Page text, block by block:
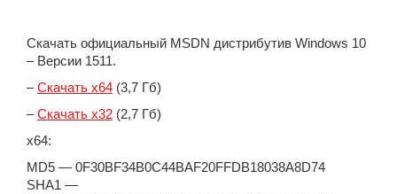
Скачать официальный MSDN дистрибутив Windows 10
– Версии 1511.
–Скачать x64 (3,7 Гб)
–Скачать x32 (2,7 Гб)
x64:
MD5 — 0F30BF34B0C44BAF20FFDB18038A8D74
SHA1 —